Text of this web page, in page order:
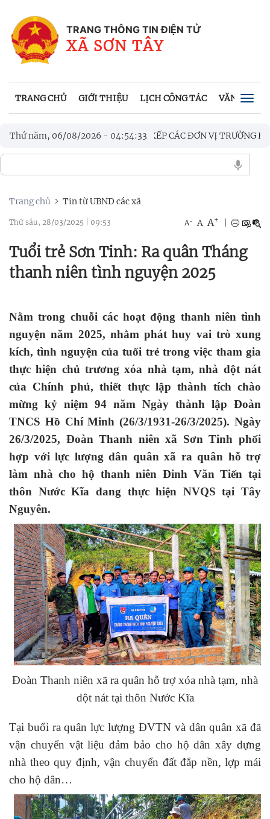
TRANG THÔNG TIN ĐIỆN TỬ
XÃ SƠN TÂY
TRANG CHỦ GIỚI THIỆU LỊCH CÔNG TÁC VĂN BẢN
Thứ năm, 06/08/2026 - 04:54:35
PHƯƠNG ÁN SẮP XẾP CÁC ĐƠN VỊ TRƯỜNG HỌC TRÊN ĐỊA
PHÁP LUẬT VỀ LUẬT QUỐC PHÒNG, LUẬT DÂN QUÂN TỰ
Trang chủ Tin từ UBND các xã
Thứ sáu, 28/03/2025 09:53 A- A A+
Tuổi trẻ Sơn Tinh: Ra quân Tháng
thanh niên tình nguyện 2025
Nằm trong chuỗi các hoạt động thanh niên tình
nguyện năm 2025, nhằm phát huy vai trò xung
kích, tình nguyện của tuổi trẻ trong việc tham gia
thực hiện chủ trương xóa nhà tạm, nhà dột nát
của Chính phủ, thiết thực lập thành tích chào
mừng kỷ niệm 94 năm Ngày thành lập Đoàn
TNCS Hồ Chí Minh (26/3/1931-26/3/2025). Ngày
26/3/2025, Đoàn Thanh niên xã Sơn Tinh phối
hợp với lực lượng dân quân xã ra quân hỗ trợ
làm nhà cho hộ thanh niên Đinh Văn Tiến tại
thôn Nước Kĩa đang thực hiện NVQS tại Tây
Nguyên.
Đoàn Thanh niên xã ra quân hỗ trợ xóa nhà tạm, nhà
dột nát tại thôn Nước Kĩa
Tại buổi ra quân lực lượng ĐVTN và dân quân xã đã
vận chuyển vật liệu đảm bảo cho hộ dân xây dựng
nhà theo quy định, vận chuyển đất đắp nền, lợp mái
cho hộ dân…